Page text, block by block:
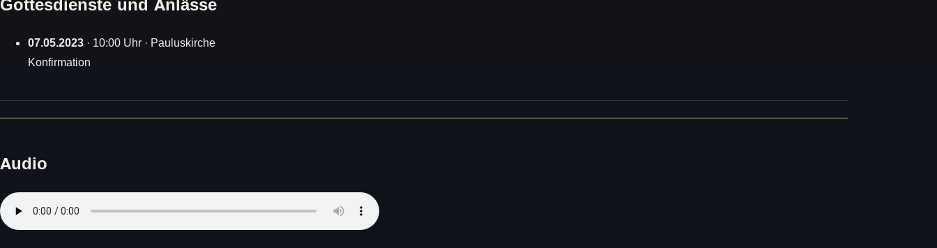
Gottesdienste und Anlässe
07.05.2023 · 10:00 Uhr · Pauluskirche
Konfirmation
Audio